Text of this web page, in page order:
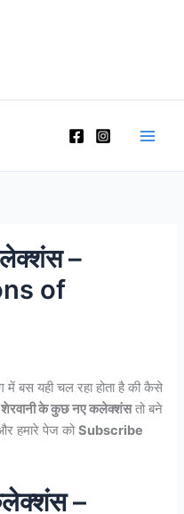
–
of
में बस यही चल रहा होता है की कैसे
शेरवानी के कुछ नए कलेक्शंसतो बने
हमारे पेज कोSubscribe
–